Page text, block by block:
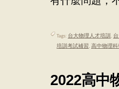
Tags: 台大物理人才培訓 ,
培訓考試補習, 高中物理
2022高中